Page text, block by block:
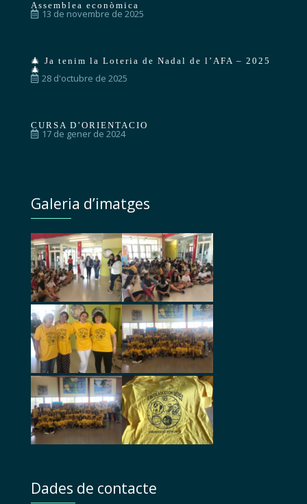
Assemblea econòmica
13 de novembre de 2025
🎄 Ja tenim la Loteria de Nadal de l’AFA – 2025
🎄
28 d'octubre de 2025
CURSA D’ORIENTACIO
17 de gener de 2024
Galeria d’imatges
Dades de contacte